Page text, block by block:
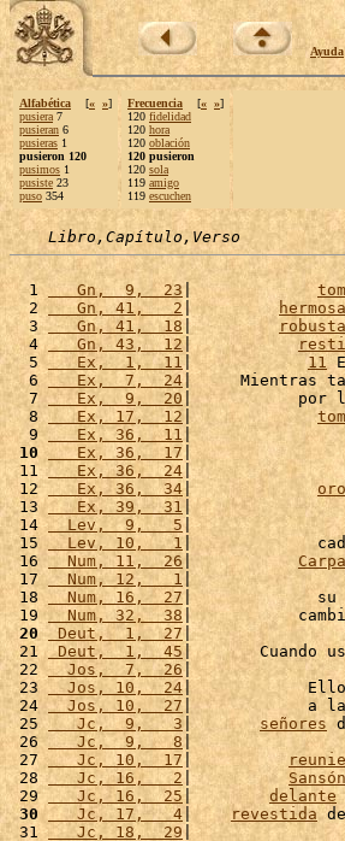
Ayuda
Alfabética [« »]
pusiera 7
pusieran 6
pusieras 1
pusieron 120
pusimos 1
pusiste 23
puso 354
Frecuencia [« »]
120 fidelidad
120 hora
120 oblación
120 pusieron
120 sola
119 amigo
119 escuchen
Libro,Capítulo,Verso
  1
   Gn,  9,  23
|
  2
   Gn, 41,   2
|
  3
   Gn, 41,  18
|
  4
   Gn, 43,  12
|
  5
   Ex,  1,  11
| 11
  6
   Ex,  7,  24
|     Mientras
  7
   Ex,  9,  20
|           por
  8
   Ex, 17,  12
|
  9
   Ex, 36,  11
10
   Ex, 36,  17
11
   Ex, 36,  24
|
12
   Ex, 36,  34
| oro
13
   Ex, 39,  31
14
  Lev,  9,   5
15
  Lev, 10,   1
|
16
  Num, 11,  26
| Carpa
17
  Num, 12,   1
18
  Num, 16,  27
|             su
19
  Num, 32,  38
|
20 Deut,  1,  27
21 Deut,  1,  45|       Cuando
22
  Jos,  7,  26
23
  Jos, 10,  24
|
24
  Jos, 10,  27
|            a
25
   Jc,  9,   3
| señores
26
   Jc,  9,   8
27
   Jc, 10,  17
|
28
   Jc, 16,   2
| Sansón
29
   Jc, 16,  25
| delante
30
   Jc, 17,   4
| revestida
31
   Jc, 18,  29